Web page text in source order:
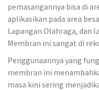
pemasangannya bisa di
aplikasikan pada area
Lapangan Olahraga, dan
Membran ini sangat di
Penggunaannya yang
membran ini
masa kini sering